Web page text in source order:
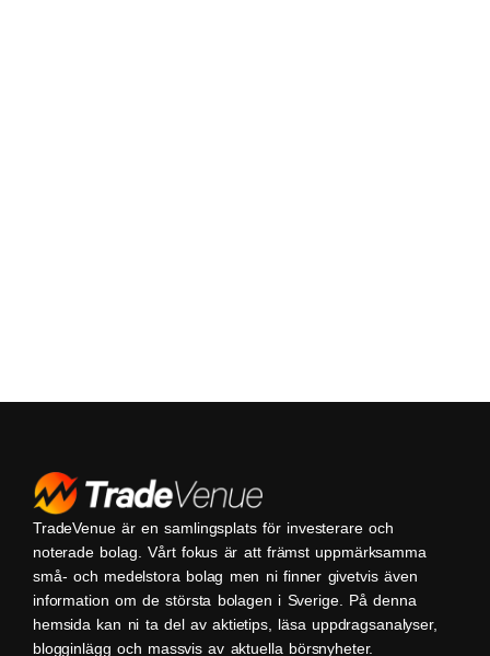
TradeVenue är en samlingsplats för investerare och
noterade bolag. Vårt fokus är att främst uppmärksamma
små- och medelstora bolag men ni finner givetvis även
information om de största bolagen i Sverige. På denna
hemsida kan ni ta del av aktietips, läsa uppdragsanalyser,
blogginlägg och massvis av aktuella börsnyheter.